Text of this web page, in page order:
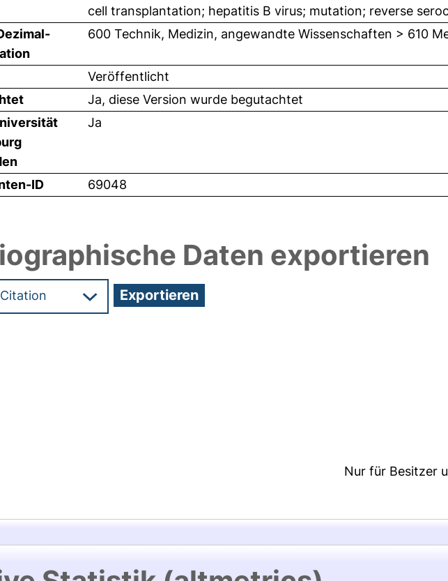
cell transplantation; hepatitis B virus; mutation; reverse
600 Technik, Medizin, angewandte Wissenschaften > 610
Veröffentlicht
Ja, diese Version wurde begutachtet
Ja
ID 69048
Daten exportieren
Nur für Besitzer